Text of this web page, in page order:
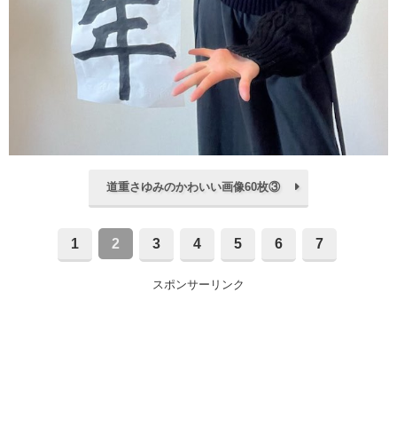
道重さゆみのかわいい画像60枚③
1 2 3 4 5 6 7
スポンサーリンク